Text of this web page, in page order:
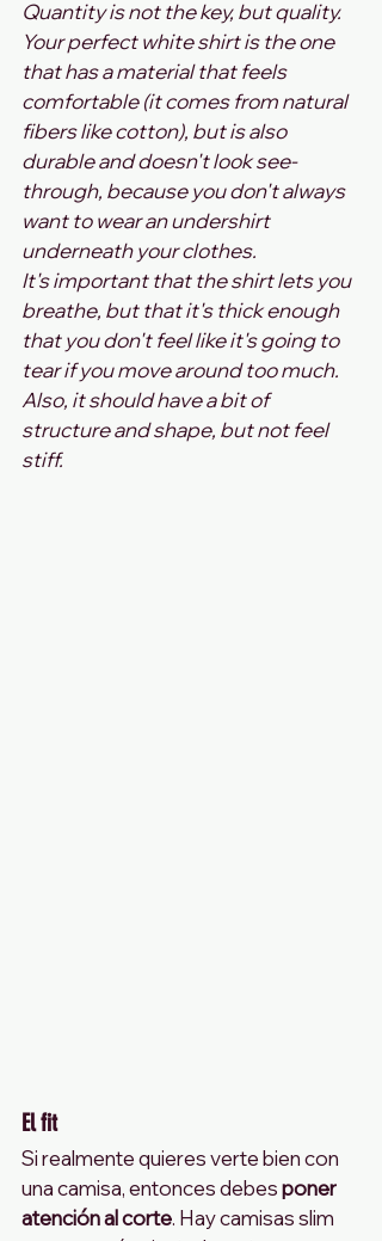
Quantity is not the key, but quality.
Your perfect white shirt is the one
that has a material that feels
comfortable (it comes from natural
fibers like cotton), but is also
durable and doesn't look see-
through, because you don't always
want to wear an undershirt
underneath your clothes.
It's important that the shirt lets you
breathe, but that it's thick enough
that you don't feel like it's going to
tear if you move around too much.
Also, it should have a bit of
structure and shape, but not feel
stiff.
El fit
Si realmente quieres verte bien con
una camisa, entonces debes poner
atención al corte. Hay camisas slim